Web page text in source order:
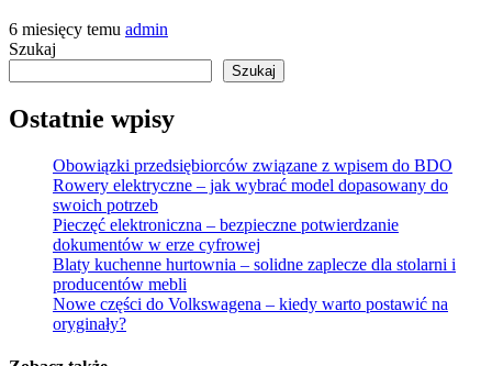
6 miesięcy temu admin
Szukaj
Szukaj
Ostatnie wpisy
Obowiązki przedsiębiorców związane z wpisem do BDO
Rowery elektryczne – jak wybrać model dopasowany do
swoich potrzeb
Pieczęć elektroniczna – bezpieczne potwierdzanie
dokumentów w erze cyfrowej
Blaty kuchenne hurtownia – solidne zaplecze dla stolarni i
producentów mebli
Nowe części do Volkswagena – kiedy warto postawić na
oryginały?